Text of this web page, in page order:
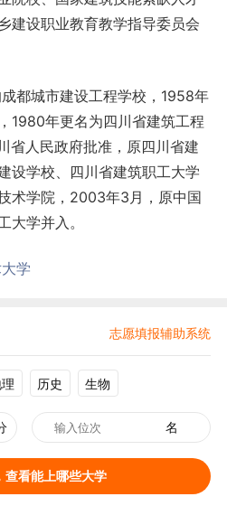
建设职业教育教学指导委员会
都城市建设工程学校，1958年
1980年更名为四川省建筑工程
省人民政府批准，原四川省建
设学校、四川省建筑职工大学
术学院，2003年3月，原中国
大学并入。
学
志愿填报辅助系统
历史 生物
名
查看能上哪些大学